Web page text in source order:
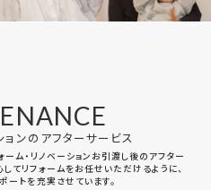
ョンのアフターサービス
ーム・リノベーションお引渡し後のアフター
てリフォームをお任せいただけるように、
ートを充実させています。